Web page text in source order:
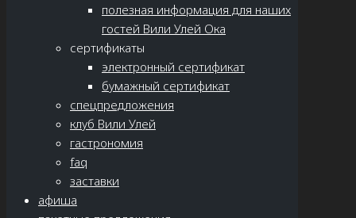
полезная информация для наших
гостей Вили Улей Ока
сертификаты
электронный сертификат
бумажный сертификат
спецпредложения
клуб Вили Улей
гастрономия
faq
заставки
афиша